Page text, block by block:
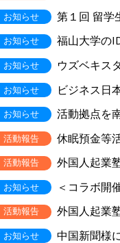
第１回 留学
福山大学の
ウズベキス
ビジネス日
活動拠点を
休眠預金等
外国人起業
＜コラボ開
外国人起業
中国新聞様